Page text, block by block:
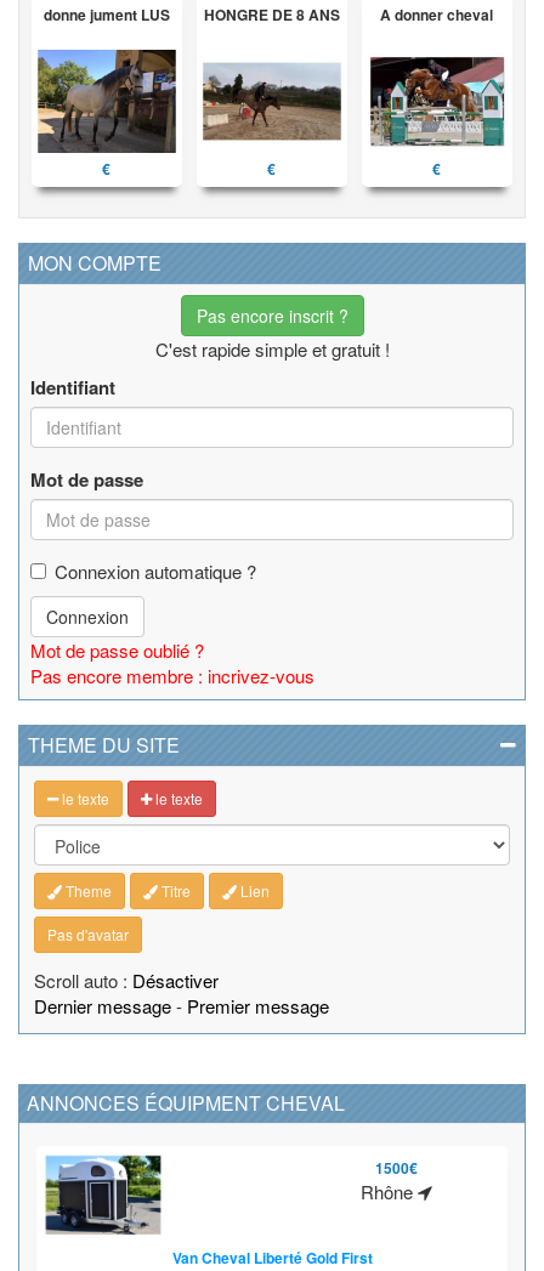
donne jument LUS
€
HONGRE DE 8 ANS
€
A donner cheval
€
MON COMPTE
Pas encore inscrit ?
C'est rapide simple et gratuit !
Identifiant
Mot de passe
Connexion automatique ?
Connexion
Mot de passe oublié ?
Pas encore membre : incrivez-vous
THEME DU SITE
le texte le texte
Theme Titre Lien
Pas d'avatar
Scroll auto : Désactiver
Dernier message- Premier message
ANNONCES ÉQUIPMENT CHEVAL
1500€
Rhône
Van Cheval Liberté Gold First